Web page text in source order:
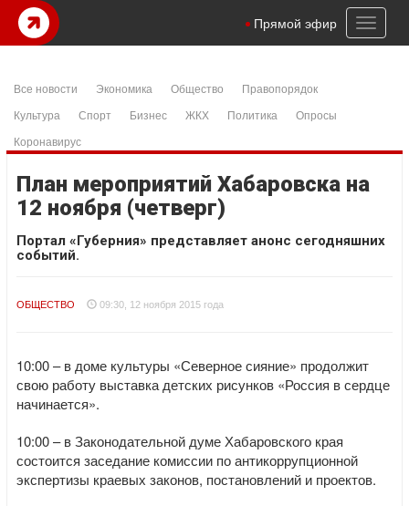
Toggle
Прямой эфир
Все новости Экономика Общество
Правопорядок
Культура
Спорт Бизнес ЖКХ Политика
Опросы
Коронавирус
План мероприятий Хабаровска на
12 ноября (четверг)
Портал «Губерния» представляет анонс сегодняшних
событий.
ОБЩЕСТВО 09:30, 12 ноября 2015 года
10:00 – в доме культуры «Северное сияние» продолжит
свою работу выставка детских рисунков «Россия в сердце
начинается».
10:00 – в Законодательной думе Хабаровского края
состоится заседание комиссии по антикоррупционной
экспертизы краевых законов, постановлений и проектов.